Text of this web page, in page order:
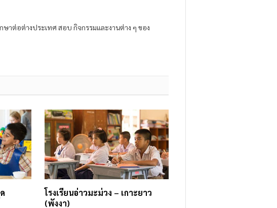
าต่อต่างประเทศ สอบ กิจกรรมและงานต่าง ๆ ของ
โรงเรียนอ่าวมะม่วง – เกาะยาว
(พังงา)